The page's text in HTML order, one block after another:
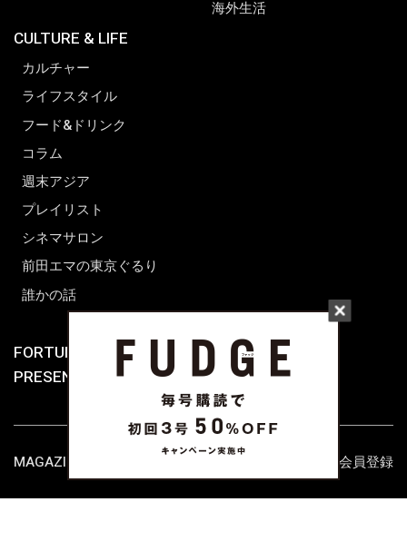
CULTURE & LIFE
カルチャー
ライフスタイル
フード&ドリンク
コラム
週末アジア
プレイリスト
シネマサロン
前田エマの東京ぐるり
誰かの話
海外生活
FORTUNE
PRESENT & EVENT
MAGAZINE 新規会員登録